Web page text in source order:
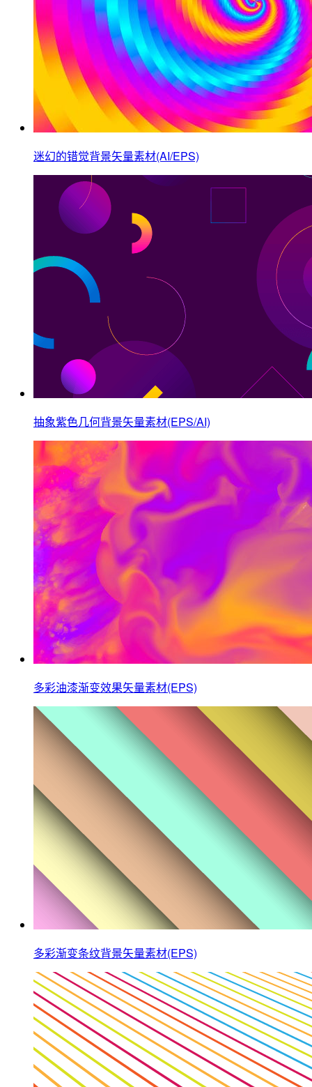
迷幻的错觉背景矢量素材(AI/EPS)
抽象紫色几何背景矢量素材(EPS/AI)
多彩油漆渐变效果矢量素材(EPS)
多彩渐变条纹背景矢量素材(EPS)